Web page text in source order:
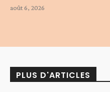
août 6, 2026
PLUS D'ARTICLES